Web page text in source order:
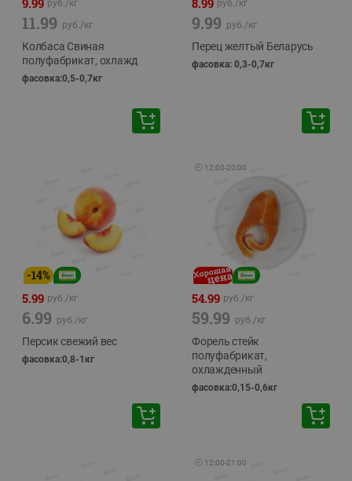
9.99 руб./кг
11.99 руб./кг
Колбаса Свиная
полуфабрикат, охлажд
фасовка:0,5-0,7кг
8.99 руб./кг
9.99 руб./кг
Перец желтый Беларусь
фасовка: 0,3-0,7кг
-14%
5.99 руб./кг
6.99 руб./кг
Персик свежий вес
фасовка:0,8-1кг
🕘 12:00-20:00
54.99 руб./кг
59.99 руб./кг
Форель стейк
полуфабрикат,
охлажденный
фасовка:0,15-0,6кг
🕘 12:00-21:00